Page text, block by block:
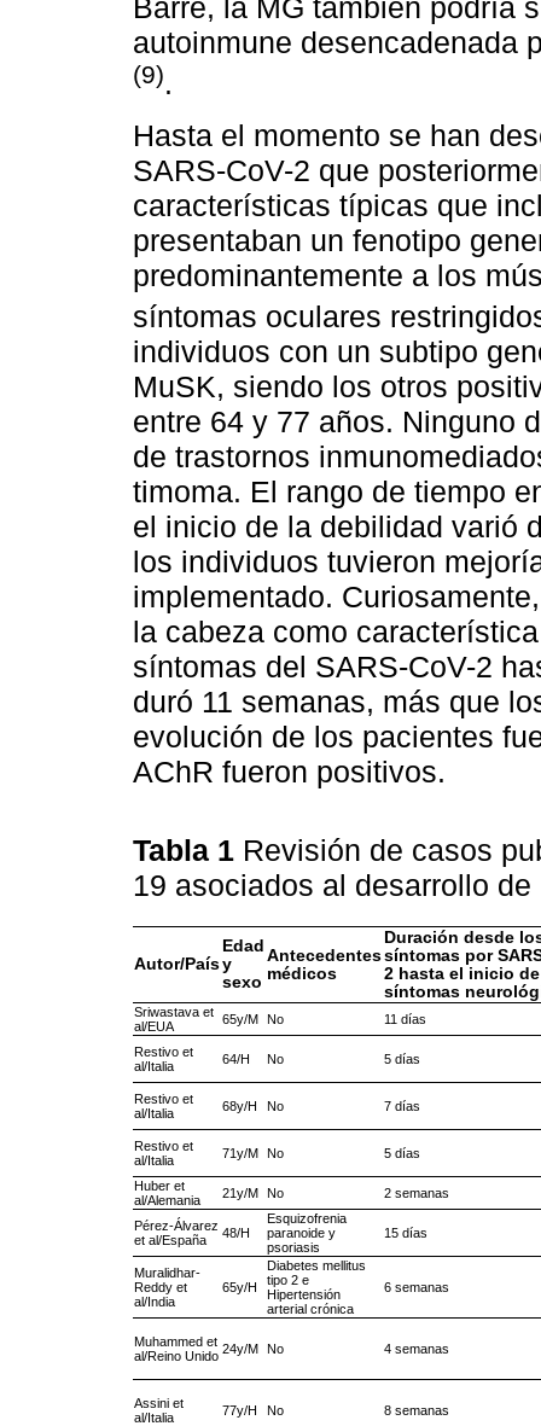
Barré, la MG también podría
autoinmune desencadenada
(9).
Hasta el momento se han
SARS-CoV-2 que
características típicas que
presentaban un fenotipo
predominantemente a los
síntomas oculares
individuos con un subtipo
MuSK, siendo los otros
entre 64 y 77 años. Ninguno
de trastornos
timoma. El rango de tiempo
el inicio de la debilidad varió
los individuos tuvieron
implementado.
la cabeza como
síntomas del SARS-CoV-2
duró 11 semanas, más que
evolución de los pacientes
AChR fueron positivos.
Tabla 1 Revisión de casos
19 asociados al desarrollo
Autor/País
Edad
y
sexo
Antecedentes
médicos
Duración desde
síntomas por
2 hasta el inicio
síntomas
Sriwastava et
al/EUA
65y/M No 11 días
Restivo et
al/Italia
64/H No 5 días
Restivo et
al/Italia
68y/H No 7 días
Restivo et
al/Italia
71y/M No 5 días
Huber et
al/Alemania
21y/M No 2 semanas
Pérez-Álvarez
et al/España
48/H
Esquizofrenia
paranoide y
psoriasis
15 días
Muralidhar-
Reddy et
al/India
65y/H
Diabetes mellitus
tipo 2 e
Hipertensión
arterial crónica
6 semanas
Muhammed et
al/Reino Unido 24y/M No 4 semanas
Assini et
al/Italia
77y/H No 8 semanas